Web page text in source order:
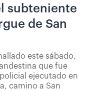
subteniente
de San
este sábado,
que fue
ejecutado en
camino a San